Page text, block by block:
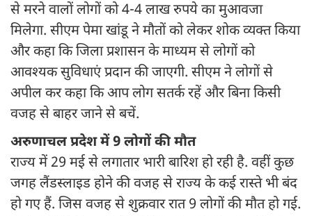
से मरने वालों लोगों को 4-4 लाख रुपये का मुआवजा
मिलेगा. सीएम पेमा खांडू ने मौतों को लेकर शोक व्यक्त किया
और कहा कि जिला प्रशासन के माध्यम से लोगों को
आवश्यक सुविधाएं प्रदान की जाएगी. सीएम ने लोगों से
अपील कर कहा कि आप लोग सतर्क रहें और बिना किसी
वजह से बाहर जाने से बचें.
अरुणाचल प्रदेश में 9 लोगों की मौत
राज्य में 29 मई से लगातार भारी बारिश हो रही है. वहीं कुछ
जगह लैंडस्लाइड होने की वजह से राज्य के कई रास्ते भी बंद
हो गए हैं. जिस वजह से शुक्रवार रात 9 लोगों की मौत हो गई.